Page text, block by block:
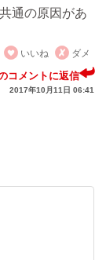
通の原因があ
いいね
ダメ
コメントに返信
2017年10月11日 06:41